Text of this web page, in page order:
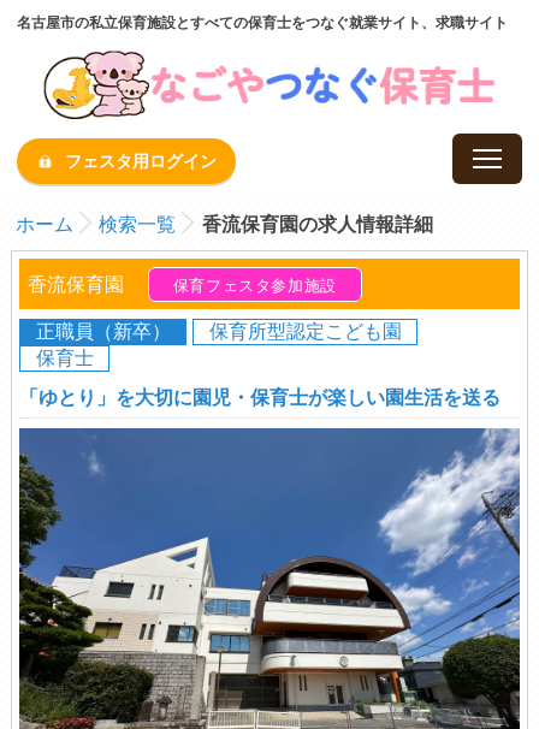
名古屋市の私立保育施設とすべての保育士をつなぐ就業サイト、求職サイト
フェスタ用ログイン
ホーム 検索一覧 香流保育園の求人情報詳細
香流保育園 保育フェスタ参加施設
正職員（新卒）
保育所型認定こども園
保育士
「ゆとり」を大切に園児・保育士が楽しい園生活を送る